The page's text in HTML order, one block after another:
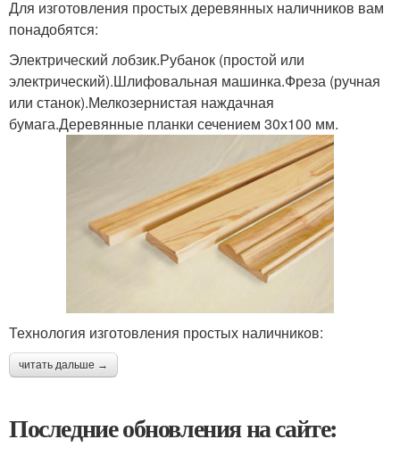
Для изготовления простых деревянных наличников вам
понадобятся:
Электрический лобзик.Рубанок (простой или
электрический).Шлифовальная машинка.Фреза (ручная
или станок).Мелкозернистая наждачная
бумага.Деревянные планки сечением 30х100 мм.
Технология изготовления простых наличников:
читать дальше →
Последние обновления на сайте: